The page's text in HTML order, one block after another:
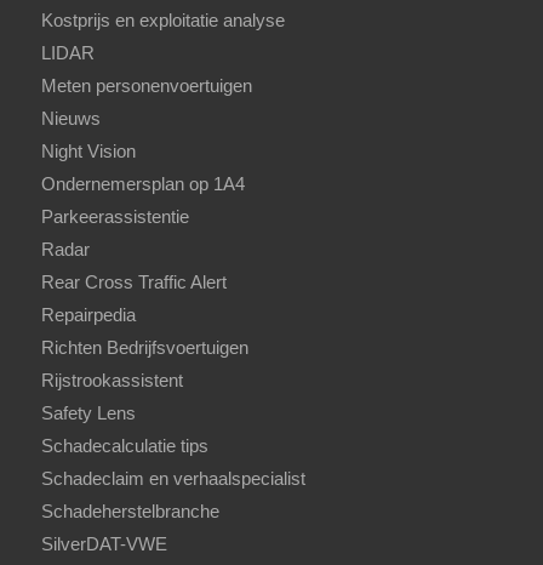
Kostprijs en exploitatie analyse
LIDAR
Meten personenvoertuigen
Nieuws
Night Vision
Ondernemersplan op 1A4
Parkeerassistentie
Radar
Rear Cross Traffic Alert
Repairpedia
Richten Bedrijfsvoertuigen
Rijstrookassistent
Safety Lens
Schadecalculatie tips
Schadeclaim en verhaalspecialist
Schadeherstelbranche
SilverDAT-VWE